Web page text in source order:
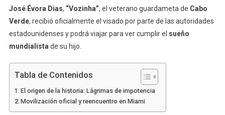
José Évora Dias, “Vozinha”, el veterano guardameta de Cabo
Verde, recibió oficialmente el visado por parte de las autoridades
estadounidenses y podrá viajar para ver cumplir el sueño
mundialistade su hijo.
Tabla de Contenidos
El origen de la historia: Lágrimas de impotencia
Movilización oficial y reencuentro en Miami